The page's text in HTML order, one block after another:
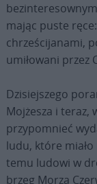
mając puste
chrześcijanami,
umiłowani przez
Dzisiejszego
Mojżesza i teraz,
przypomnieć
ludu, które miało
temu ludowi w
brzeg Morza